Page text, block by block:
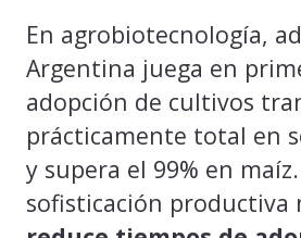
En agrobiotecnología,
Argentina juega en
adopción de cultivos
prácticamente total en
y supera el 99% en
sofisticación productiva